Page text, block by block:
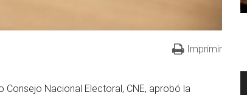
Imprimir
Nacional Electoral, CNE, aprobó la